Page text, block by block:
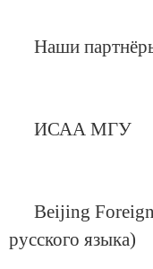
Наши
ИСАА МГУ
Beijing
русского языка)